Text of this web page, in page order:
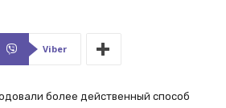
Viber
более действенный способ